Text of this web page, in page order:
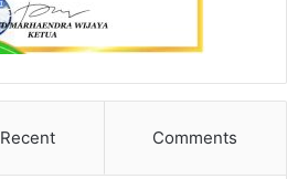
Recent Comments